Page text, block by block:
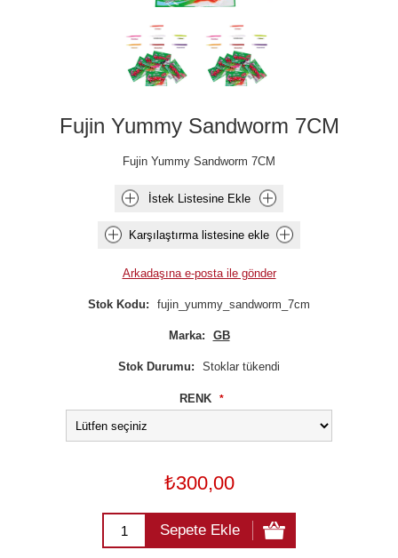
Fujin Yummy Sandworm 7CM
Fujin Yummy Sandworm 7CM
İstek Listesine Ekle
Karşılaştırma listesine ekle
Arkadaşına e-posta ile gönder
Stok Kodu: fujin_yummy_sandworm_7cm
Marka: GB
Stok Durumu: Stoklar tükendi
RENK *
₺300,00
Sepete Ekle